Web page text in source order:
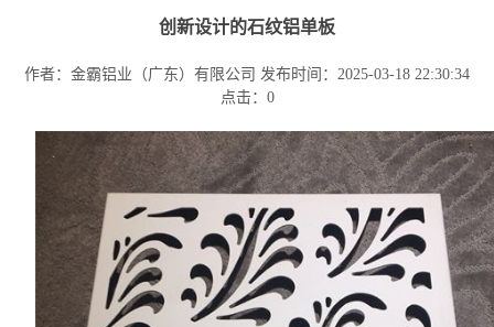
创新设计的石纹铝单板
作者：金霸铝业（广东）有限公司 发布时间：2025-03-18 22:30:34
点击： 0